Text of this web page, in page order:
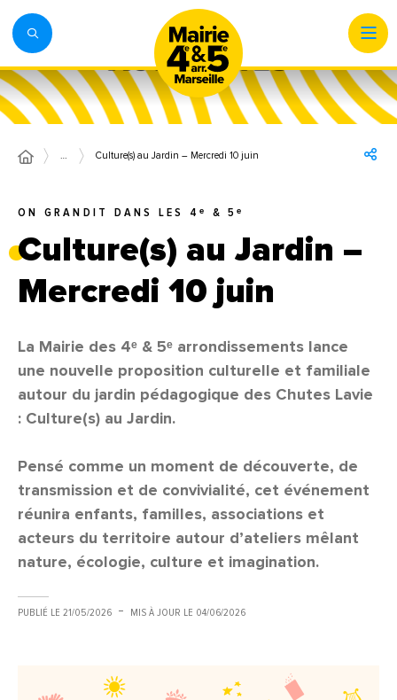
… Culture(s) au Jardin – Mercredi 10 juin
ON GRANDIT DANS LES 4ᵉ & 5ᵉ
Culture(s) au Jardin –
Mercredi 10 juin
La Mairie des 4ᵉ & 5ᵉ arrondissements lance
une nouvelle proposition culturelle et familiale
autour du jardin pédagogique des Chutes Lavie
: Culture(s) au Jardin.
Pensé comme un moment de découverte, de
transmission et de convivialité, cet événement
réunira enfants, familles, associations et
acteurs du territoire autour d’ateliers mêlant
nature, écologie, culture et imagination.
PUBLIÉ LE 21/05/2026 MIS À JOUR LE 04/06/2026